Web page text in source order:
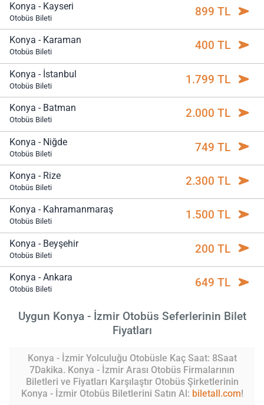
Konya - Kayseri
Otobüs Bileti 899 TL
Konya - Karaman
Otobüs Bileti 400 TL
Konya - İstanbul
Otobüs Bileti 1.799 TL
Konya - Batman
Otobüs Bileti 2.000 TL
Konya - Niğde
Otobüs Bileti 749 TL
Konya - Rize
Otobüs Bileti 2.300 TL
Konya - Kahramanmaraş
Otobüs Bileti 1.500 TL
Konya - Beyşehir
Otobüs Bileti 200 TL
Konya - Ankara
Otobüs Bileti 649 TL
Uygun Konya - İzmir Otobüs Seferlerinin Bilet
Fiyatları
Konya - İzmir Yolculuğu Otobüsle Kaç Saat: 8Saat
7Dakika. Konya - İzmir Arası Otobüs Firmalarının
Biletleri ve Fiyatları Karşılaştır Otobüs Şirketlerinin
Konya - İzmir Otobüs Biletlerini Satın Al: biletall.com!